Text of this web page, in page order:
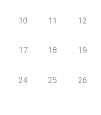
10 11 12
17 18 19
24 25 26